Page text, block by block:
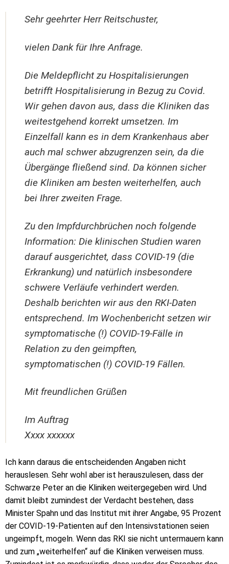
Sehr geehrter Herr Reitschuster,
vielen Dank für Ihre Anfrage.
Die Meldepflicht zu Hospitalisierungen
betrifft Hospitalisierung in Bezug zu Covid.
Wir gehen davon aus, dass die Kliniken das
weitestgehend korrekt umsetzen. Im
Einzelfall kann es in dem Krankenhaus aber
auch mal schwer abzugrenzen sein, da die
Übergänge fließend sind. Da können sicher
die Kliniken am besten weiterhelfen, auch
bei Ihrer zweiten Frage.
Zu den Impfdurchbrüchen noch folgende
Information: Die klinischen Studien waren
darauf ausgerichtet, dass COVID-19 (die
Erkrankung) und natürlich insbesondere
schwere Verläufe verhindert werden.
Deshalb berichten wir aus den RKI-Daten
entsprechend. Im Wochenbericht setzen wir
symptomatische (!) COVID-19-Fälle in
Relation zu den geimpften,
symptomatischen (!) COVID-19 Fällen.
Mit freundlichen Grüßen
Im Auftrag
Xxxx xxxxxx
Ich kann daraus die entscheidenden Angaben nicht
herauslesen. Sehr wohl aber ist herauszulesen, dass der
Schwarze Peter an die Kliniken weitergegeben wird. Und
damit bleibt zumindest der Verdacht bestehen, dass
Minister Spahn und das Institut mit ihrer Angabe, 95 Prozent
der COVID-19-Patienten auf den Intensivstationen seien
ungeimpft, mogeln. Wenn das RKI sie nicht untermauern kann
und zum „weiterhelfen“ auf die Kliniken verweisen muss.